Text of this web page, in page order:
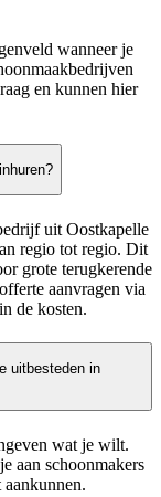
wanneer je
en kunnen hier
uit Oostkapelle
regio tot regio. Dit
grote terugkerende
aanvragen via
de kosten.
uitbesteden in
wat je wilt.
aan schoonmakers